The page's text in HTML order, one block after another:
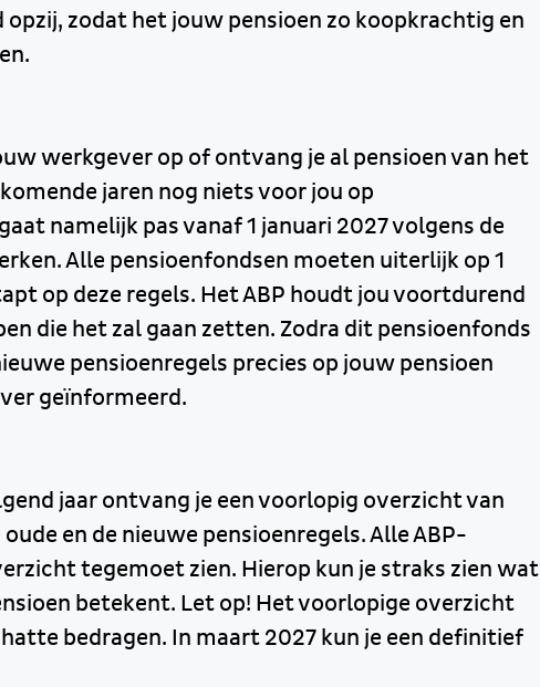
opzij, zodat het jouw pensioen zo koopkrachtig en
werkgever op of ontvang je al pensioen van het
jaren nog niets voor jou op
namelijk pas vanaf 1 januari 2027 volgens de
Alle pensioenfondsen moeten uiterlijk op 1
op deze regels. Het ABP houdt jou voortdurend
die het zal gaan zetten. Zodra dit pensioenfonds
pensioenregels precies op jouw pensioen
geïnformeerd.
jaar ontvang je een voorlopig overzicht van
en de nieuwe pensioenregels. Alle ABP-
tegemoet zien. Hierop kun je straks zien wat
betekent. Let op! Het voorlopige overzicht
bedragen. In maart 2027 kun je een definitief